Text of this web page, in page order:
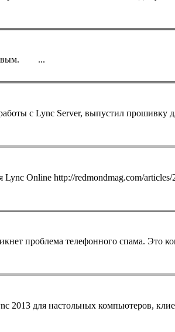
на оборудовании Polycom, проведенной Александром Перчиковым. ...
с LyncServer, выпустил прошивку
LyncOnline http://redmondmag.com/articles/2013/05/13/microsoft-kills-hybrid-
проблема телефонного спама. Это
2013 для настольных компьютеров,